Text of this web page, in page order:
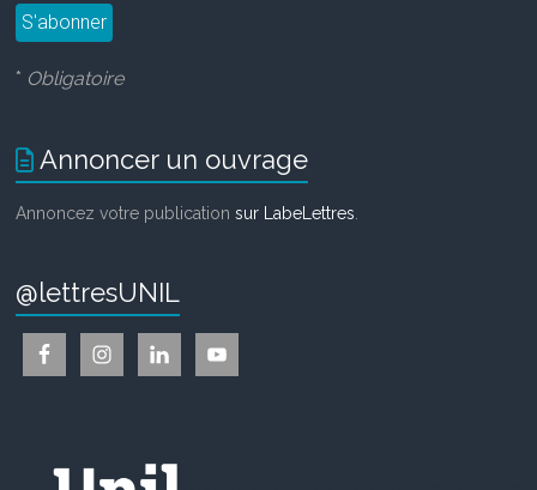
* Obligatoire
Annoncer un ouvrage
Annoncez votre publicationsur LabeLettres
@lettresUNIL